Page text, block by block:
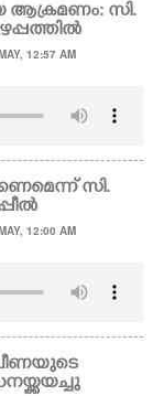
ആക്രമണം: സി.
12:57 AM
സി.
12:00 AM